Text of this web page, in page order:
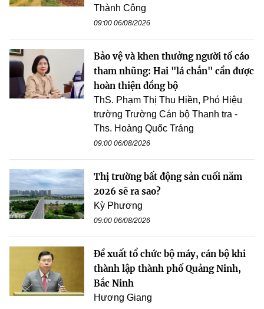
Thành Công
09:00 06/08/2026
Bảo vệ và khen thưởng người tố cáo
tham nhũng: Hai "lá chắn" cần được
hoàn thiện đồng bộ
ThS. Phạm Thị Thu Hiền, Phó Hiệu
trường Trường Cán bộ Thanh tra -
Ths. Hoàng Quốc Tráng
09:00 06/08/2026
Thị trường bất động sản cuối năm
2026 sẽ ra sao?
Kỳ Phương
09:00 06/08/2026
Đề xuất tổ chức bộ máy, cán bộ khi
thành lập thành phố Quảng Ninh,
Bắc Ninh
Hương Giang